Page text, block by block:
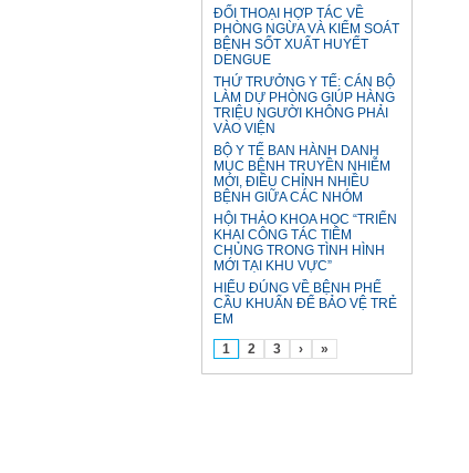
ĐỐI THOẠI HỢP TÁC VỀ
PHÒNG NGỪA VÀ KIỂM SOÁT
BỆNH SỐT XUẤT HUYẾT
DENGUE
THỨ TRƯỞNG Y TẾ: CÁN BỘ
LÀM DỰ PHÒNG GIÚP HÀNG
TRIỆU NGƯỜI KHÔNG PHẢI
VÀO VIỆN
BỘ Y TẾ BAN HÀNH DANH
MỤC BỆNH TRUYỀN NHIỄM
MỚI, ĐIỀU CHỈNH NHIỀU
BỆNH GIỮA CÁC NHÓM
HỘI THẢO KHOA HỌC “TRIỂN
KHAI CÔNG TÁC TIÊM
CHỦNG TRONG TÌNH HÌNH
MỚI TẠI KHU VỰC”
HIỂU ĐÚNG VỀ BỆNH PHẾ
CẦU KHUẨN ĐỂ BẢO VỆ TRẺ
EM
1
2 3 › »